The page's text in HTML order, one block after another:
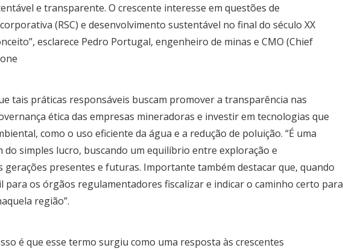
e transparente. O crescente interesse em questões de
(RSC) e desenvolvimento sustentável no final do século XX
esclarece Pedro Portugal, engenheiro de minas e CMO (Chief
tais práticas responsáveis buscam promover a transparência nas
ética das empresas mineradoras e investir em tecnologias que
como o uso eficiente da água e a redução de poluição. “É uma
do simples lucro, buscando um equilíbrio entre exploração e
gerações presentes e futuras. Importante também destacar que, quando
para os órgãos regulamentadores fiscalizar e indicar o caminho certo para
região”.
é que esse termo surgiu como uma resposta às crescentes